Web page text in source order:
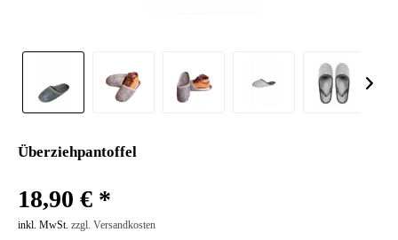
Überziehpantoffel
18,90 € *
inkl. MwSt. zzgl. Versandkosten